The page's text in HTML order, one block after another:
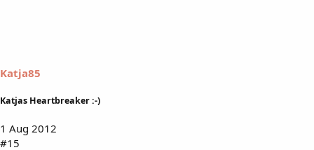
Katja85
Katjas Heartbreaker :-)
1 Aug 2012
#15